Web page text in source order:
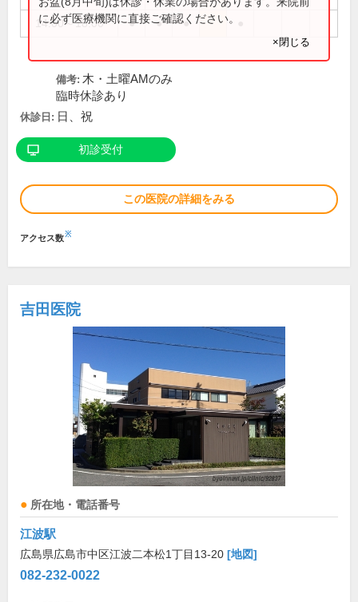
14:00～18:00 ● ● ●
に必ず医療機関に直接ご確認ください。
×閉じる
備考: 木・土曜AMのみ
臨時休診あり
休診日: 日、祝
初診受付
この医院の詳細をみる
アクセス数※
吉田医院
所在地・電話番号
江波駅
広島県広島市中区江波二本松1丁目13-20 [地図]
082-232-0022